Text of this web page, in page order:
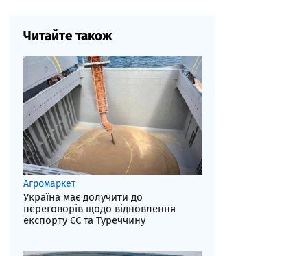
Читайте також
Агромаркет
Україна має долучити до
переговорів щодо відновлення
експорту ЄС та Туреччину